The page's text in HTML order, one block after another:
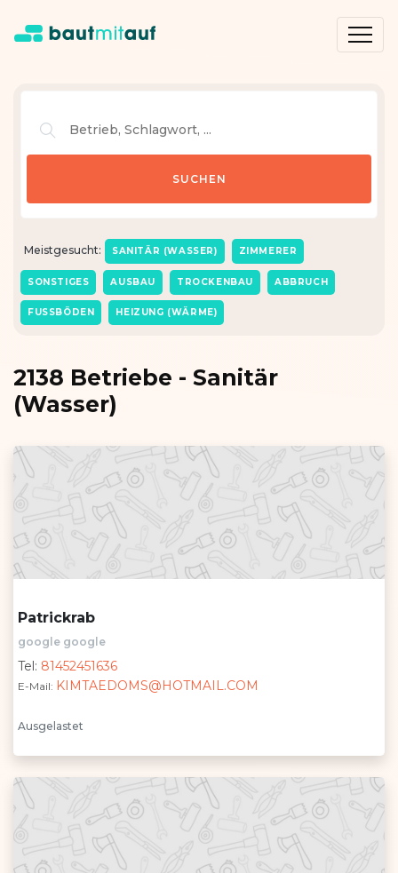
Meistgesucht: SANITÄR (WASSER) ZIMMERER
SONSTIGES AUSBAU TROCKENBAU ABBRUCH
FUSSBÖDEN HEIZUNG (WÄRME)
2138 Betriebe - Sanitär
(Wasser)
Patrickrab
google google
Tel: 81452451636
E-Mail: KIMTAEDOMS@HOTMAIL.COM
Ausgelastet